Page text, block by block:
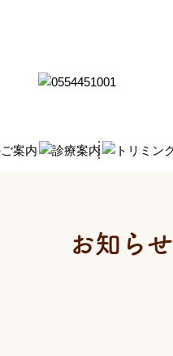
お知らせ